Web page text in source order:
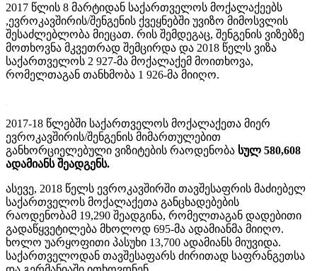
2017 წლის 8 მარტიდან საქართველოს მოქალაქეებს
,ევროკავშირის/შენგენის ქვეყნებში უვიზო მიმოსვლის
შესაძლებლობა მიეცათ. რის შემდეგაც, შენგენის ვიზებზე
მოთხოვნა მკვეთრად შემცირდა და 2018 წელს ვიზა
საქართველოს 2 927-მა მოქალაქემ მოითხოვა,
რომელთაგან თანხმობა 1 926-მა მიიღო.
2017-18 წლებში საქართველოს მოქალაქეთა მიერ
ევროკავშირის/შენგენის მიმართულებით
განხორციელებული ვიზიტების რაოდენობა სულ 580,608
ადამიანს შეადგენს.
­ასევე, 2018 წელს ევროკავშირში თავშესაფრის მაძიებელ
საქართველოს მოქალაქეთა განცხადებების
რაოდენობამ 19,290 შეადგინა, რომელთაგან დადებითი
გადაწყვეტილება მხოლოდ 695-მა ადამიანმა მიიღო.
ხოლო უარყოფითი პასუხი 13,700 ადამიანს მიუვიდა.
საქართველოდან თავშესაფარს ძირითად საფრანგეთსა